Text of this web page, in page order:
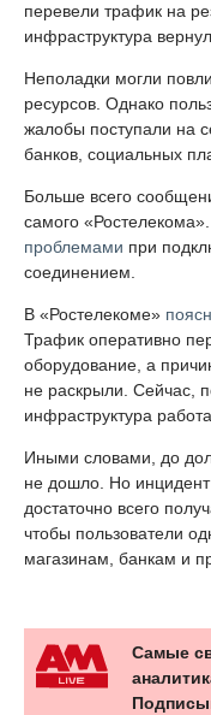
перевели трафик на
инфраструктура
Неполадки могли
ресурсов. Однако
жалобы поступали на
банков, социальных
Больше всего
самого
проблемами при
соединением.
В «Ростелекоме»
Трафик оперативно
оборудование, а
не раскрыли. Сейчас,
инфраструктура
Иными словами, до
не дошло. Но инцидент
достаточно всего
чтобы пользователи
магазинам, банкам и
Самые